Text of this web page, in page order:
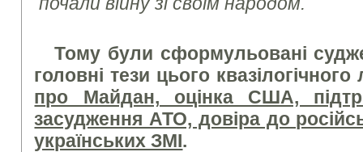
Тому були сформульовані
головні тези цього
про Майдан, оцінка США,
засудження АТО, довіра до
українських ЗМІ.